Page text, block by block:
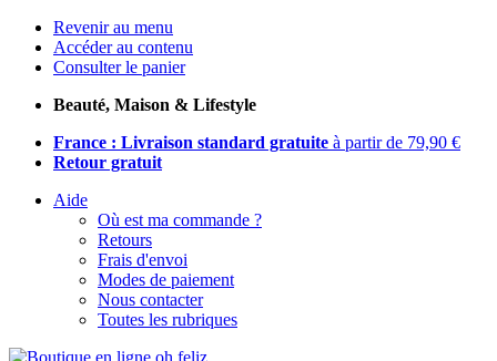
Revenir au menu
Accéder au contenu
Consulter le panier
Beauté, Maison & Lifestyle
France : Livraison standard gratuite à partir de 79,90 €
Retour gratuit
Aide
Où est ma commande ?
Retours
Frais d'envoi
Modes de paiement
Nous contacter
Toutes les rubriques